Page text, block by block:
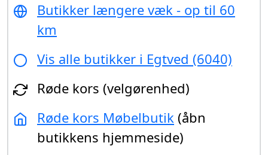
Butikker længere væk - op til 60
km
Vis alle butikker i Egtved (6040)
Røde kors (velgørenhed)
Røde kors Møbelbutik (åbn
butikkens hjemmeside)